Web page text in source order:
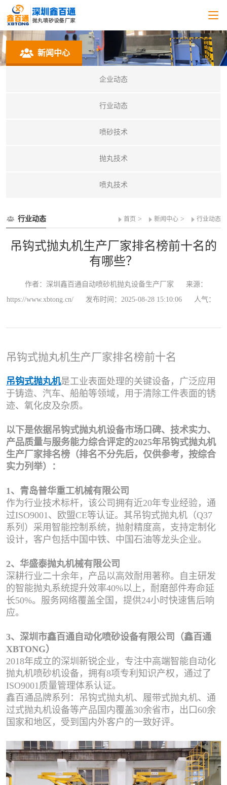
新闻中心
企业动态
行业动态
喷砂技术
抛丸技术
喷丸技术
行业动态 首页 > 新闻中心 > 行业动态
吊钩式抛丸机生产厂家排名榜前十名的
有哪些？
作者：深圳鑫百通自动喷砂机抛丸设备生产厂家
来源：
https://www.xbtong.cn/
发布时间：2025-08-28 15:10:06 人气：
吊钩式抛丸机生产厂家排名榜前十名
吊钩式抛丸机是工业表面处理的关键设备，广泛应用
于铸造、汽车、船舶等领域，用于清除工件表面的锈
迹、氧化皮及杂质。
以下是依据吊钩式抛丸机设备市场口碑、技术实力、
产品质量与服务能力综合评定的2025年吊钩式抛丸机
生产厂家排名榜（排名不分先后，仅供参考，按综合
实力列举）：
1、青岛普华重工机械有限公司
作为行业技术标杆，该公司拥有近20年专业经验，通
过ISO9001、欧盟CE等认证。其吊钩式抛丸机（Q37
系列）采用智能控制系统，抛射精度高，支持定制化
设计，客户包括中国中铁、中国石油等龙头企业。
2、华盛泰抛丸机械有限公司
深耕行业二十余年，产品以高效耐用著称。自主研发
的智能抛丸系统提升效率40%以上，耐磨部件寿命延
长50%。服务网络覆盖全国，提供24小时快速售后响
应。
3、深圳市鑫百通自动化喷砂设备有限公司（鑫百通
XBTONG）
2018年成立的深圳新锐企业，专注中高端智能自动化
抛丸机喷砂机设备，拥有8项专利知识产权，通过了
ISO9001质量管理体系认证。
鑫百通品牌系列：吊钩式抛丸机、履带式抛丸机、通
过式抛丸机设备等产品国内覆盖30余省市，出口60余
国家和地区，受到国内外客户的一致好评。